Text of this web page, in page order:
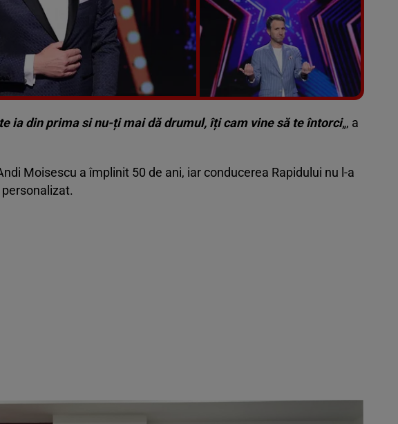
Vezi galeria foto
14 poze
ia din prima si nu-ți mai dă drumul, îți cam vine să te întorci„, a
Moisescu a împlinit 50 de ani, iar conducerea Rapidului nu l-a